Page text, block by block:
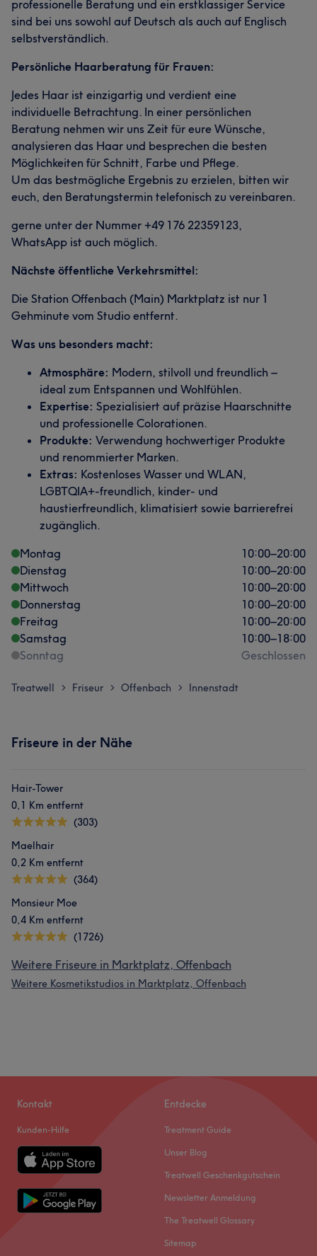
professionelle Beratung und ein erstklassiger Service
sind bei uns sowohl auf Deutsch als auch auf Englisch
selbstverständlich.
Persönliche Haarberatung für Frauen:
Jedes Haar ist einzigartig und verdient eine
individuelle Betrachtung. In einer persönlichen
Beratung nehmen wir uns Zeit für eure Wünsche,
analysieren das Haar und besprechen die besten
Möglichkeiten für Schnitt, Farbe und Pflege.
Um das bestmögliche Ergebnis zu erzielen, bitten wir
euch, den Beratungstermin telefonisch zu vereinbaren.
gerne unter der Nummer +49 176 22359123,
WhatsApp ist auch möglich.
Nächste öffentliche Verkehrsmittel:
Die Station Offenbach (Main) Marktplatz ist nur 1
Gehminute vom Studio entfernt.
Was uns besonders macht:
Atmosphäre: Modern, stilvoll und freundlich –
ideal zum Entspannen und Wohlfühlen.
Expertise: Spezialisiert auf präzise Haarschnitte
und professionelle Colorationen.
Produkte: Verwendung hochwertiger Produkte
und renommierter Marken.
Extras: Kostenloses Wasser und WLAN,
LGBTQIA+-freundlich, kinder- und
haustierfreundlich, klimatisiert sowie barrierefrei
zugänglich.
Montag
10:00–20:00
Dienstag
10:00–20:00
Mittwoch
10:00–20:00
Donnerstag
10:00–20:00
Freitag
10:00–20:00
Samstag
10:00–18:00
Sonntag
Geschlossen
Treatwell > Friseur > Offenbach > Innenstadt
Friseure in der Nähe
Hair-Tower
0,1 Km entfernt
(303)
Maelhair
0,2 Km entfernt
(364)
Monsieur Moe
0,4 Km entfernt
(1726)
Weitere Friseure in Marktplatz, Offenbach
Weitere Kosmetikstudios in Marktplatz, Offenbach
Kontakt
Kunden-Hilfe
Entdecke
Treatment Guide
Unser Blog
Treatwell Geschenkgutschein
Newsletter Anmeldung
The Treatwell Glossary
Sitemap